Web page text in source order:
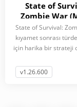
State of
Zombie War
Menüsü)
State of Survival:
kıyamet sonrası
için harika bir strateji
v1.26.600